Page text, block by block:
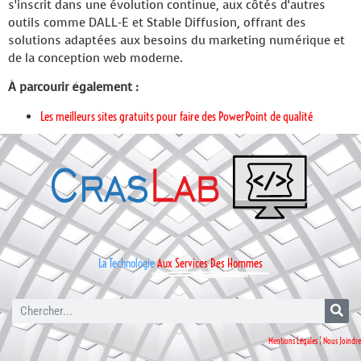
s’inscrit dans une évolution continue, aux côtés d’autres
outils comme DALL-E et Stable Diffusion, offrant des
solutions adaptées aux besoins du marketing numérique et
de la conception web moderne.
À parcourir également :
Les meilleurs sites gratuits pour faire des PowerPoint de qualité
La TechnologieAux Services Des Hommes
Mentions Légales¦Nous Joindre